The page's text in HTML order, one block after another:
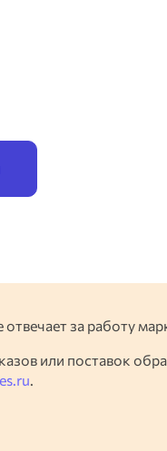
за работу
или поставок
.